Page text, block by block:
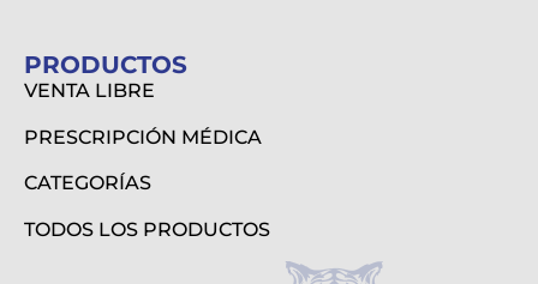
PRODUCTOS
VENTA LIBRE
PRESCRIPCIÓN MÉDICA
CATEGORÍAS
TODOS LOS PRODUCTOS